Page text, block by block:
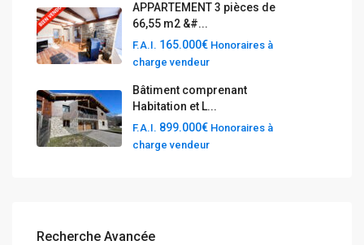
APPARTEMENT 3 pièces de
66,55 m2 &#...
F.A.I. 165.000€ Honoraires à
charge vendeur
Bâtiment comprenant
Habitation et L...
F.A.I. 899.000€ Honoraires à
charge vendeur
Recherche Avancée